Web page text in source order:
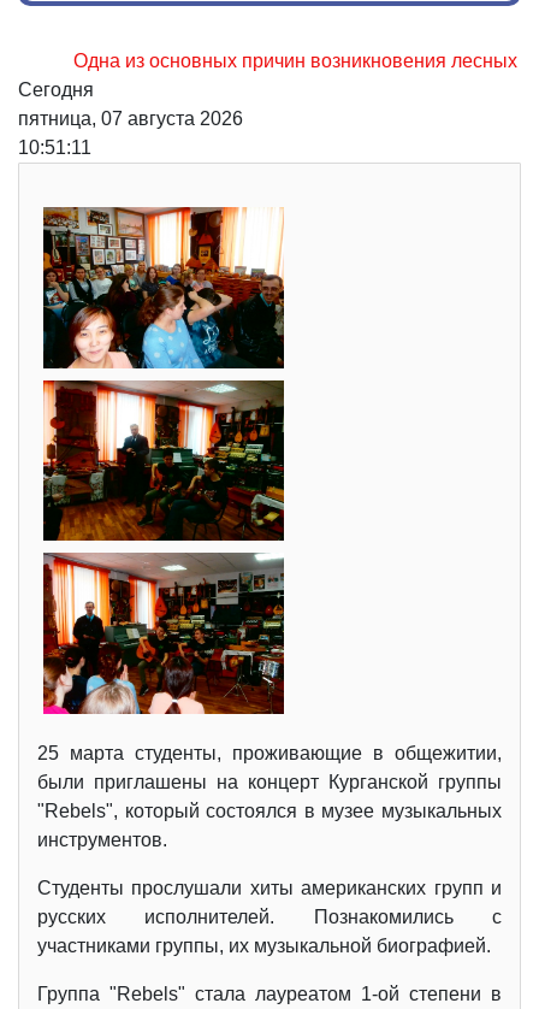
Одна из основных причин возникновения лесных
Сегодня
пятница, 07 августа 2026
10:51:13
25 марта студенты, проживающие в общежитии,
были приглашены на концерт Курганской группы
"Rebels", который состоялся в музее музыкальных
инструментов.
Студенты прослушали хиты американских групп и
русских исполнителей. Познакомились с
участниками группы, их музыкальной биографией.
Группа "Rebels" стала лауреатом 1-ой степени в